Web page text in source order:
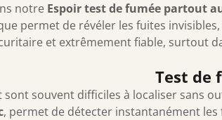
notre Espoir test de fumée partout
permet de révéler les fuites
et extrêmement fiable, surtout
Test de
sont souvent difficiles à localiser sans
, permet de détecter instantanément